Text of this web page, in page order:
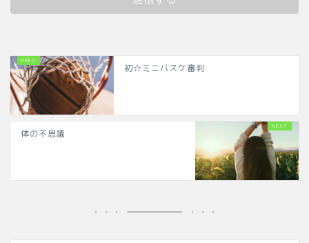
初☆ミニバスケ審判
体の不思議